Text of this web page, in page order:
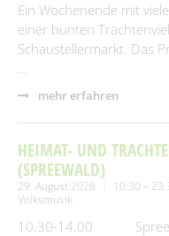
Ein Wochenende mit
einer bunten
Schaustellermarkt. Das
…
mehr erfahren
HEIMAT- UND
(SPREEWALD)
29. August 2026 10:30 –
Volksmusik
10.30-14.00